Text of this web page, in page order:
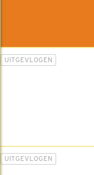
UITGEVLOGEN
UITGEVLOGEN